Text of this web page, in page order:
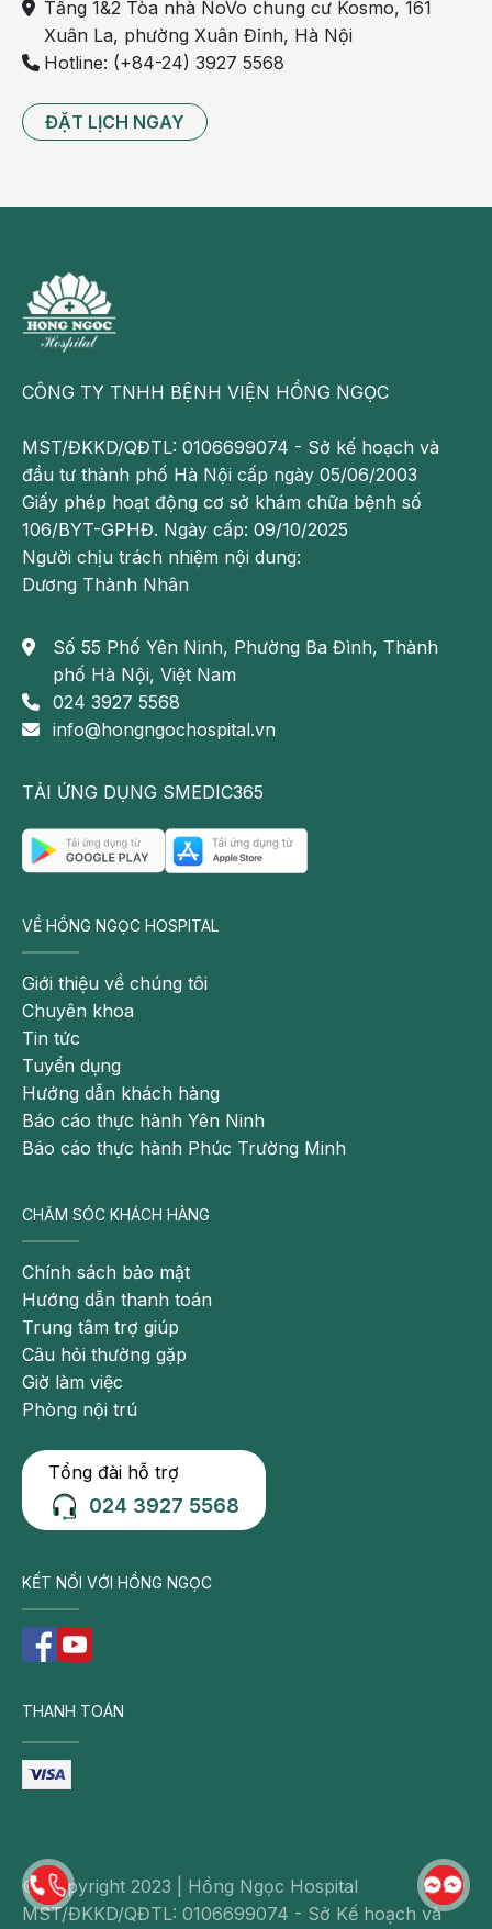
Tầng 1&2 Tòa nhà NoVo chung cư Kosmo, 161
Xuân La, phường Xuân Đỉnh, Hà Nội
Hotline: (+84-24) 3927 5568
ĐẶT LỊCH NGAY
CÔNG TY TNHH BỆNH VIỆN HỒNG NGỌC
MST/ĐKKD/QĐTL: 0106699074 - Sở kế hoạch và
đầu tư thành phố Hà Nội cấp ngày 05/06/2003
Giấy phép hoạt động cơ sở khám chữa bệnh số
106/BYT-GPHĐ. Ngày cấp: 09/10/2025
Người chịu trách nhiệm nội dung:
Dương Thành Nhân
Số 55 Phố Yên Ninh, Phường Ba Đình, Thành
phố Hà Nội, Việt Nam
024 3927 5568
info@hongngochospital.vn
TẢI ỨNG DỤNG SMEDIC365
VỀ HỒNG NGỌC HOSPITAL
Giới thiệu về chúng tôi
Chuyên khoa
Tin tức
Tuyển dụng
Hướng dẫn khách hàng
Báo cáo thực hành Yên Ninh
Báo cáo thực hành Phúc Trường Minh
CHĂM SÓC KHÁCH HÀNG
Chính sách bảo mật
Hướng dẫn thanh toán
Trung tâm trợ giúp
Câu hỏi thường gặp
Giờ làm việc
Phòng nội trú
Tổng đài hỗ trợ
024 3927 5568
KẾT NỐI VỚI HỒNG NGỌC
THANH TOÁN
© Copyright 2023 | Hồng Ngọc Hospital
MST/ĐKKD/QĐTL: 0106699074 - Sở Kế hoạch và